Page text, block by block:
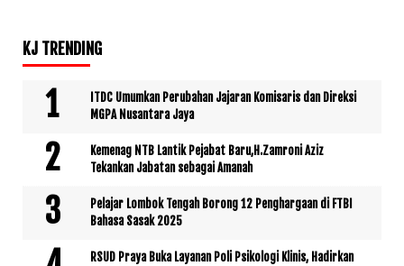
KJ TRENDING
ITDC Umumkan Perubahan Jajaran Komisaris dan Direksi
MGPA Nusantara Jaya
Kemenag NTB Lantik Pejabat Baru,H.Zamroni Aziz
Tekankan Jabatan sebagai Amanah
Pelajar Lombok Tengah Borong 12 Penghargaan di FTBI
Bahasa Sasak 2025
RSUD Praya Buka Layanan Poli Psikologi Klinis, Hadirkan